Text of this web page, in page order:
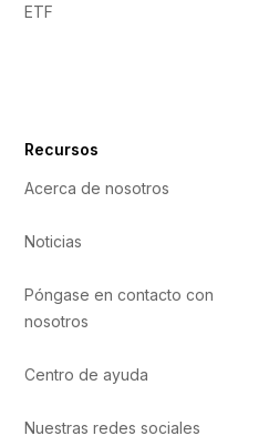
ETF
Recursos
Acerca de nosotros
Noticias
Póngase en contacto con
nosotros
Centro de ayuda
Nuestras redes sociales